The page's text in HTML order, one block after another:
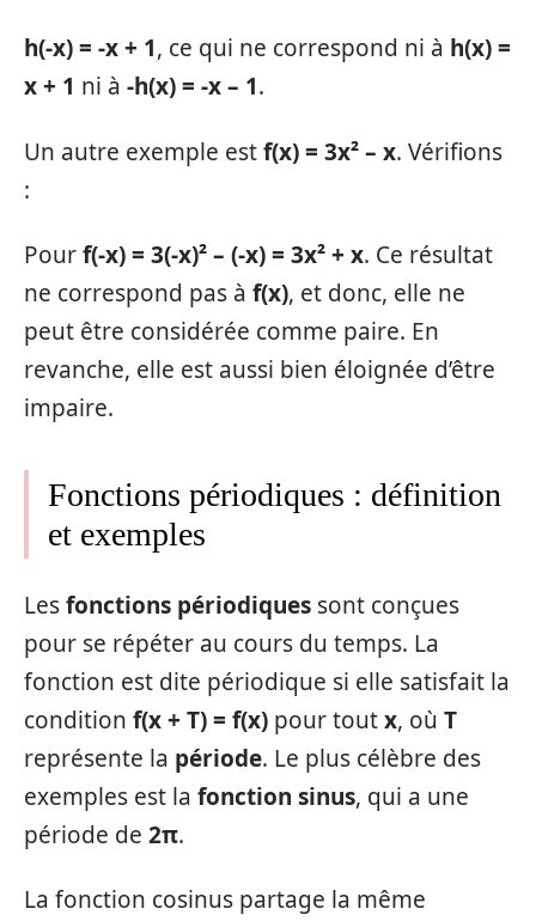
h(-x) = -x + 1, ce qui ne correspond ni à h(x) =
x + 1 ni à -h(x) = -x – 1.
Un autre exemple estf(x) = 3x² – x. Vérifions
:
Pourf(-x) = 3(-x)² – (-x) = 3x² + x. Ce résultat
ne correspond pas à f(x), et donc, elle ne
peut être considérée comme paire. En
revanche, elle est aussi bien éloignée d’être
impaire.
Fonctions périodiques : définition
et exemples
Lesfonctions périodiques sont conçues
pour se répéter au cours du temps. La
fonction est dite périodique si elle satisfait la
condition f(x + T) = f(x) pour toutx, où T
représente la période. Le plus célèbre des
exemples est la fonction sinus, qui a une
période de 2π.
La fonction cosinus partage la même